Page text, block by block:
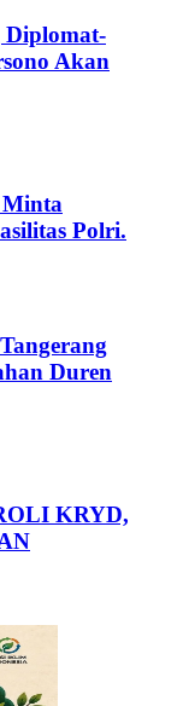
Diplomat-
Akan
Polri.
Duren
KRYD,